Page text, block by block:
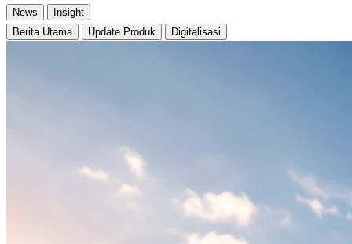
News
Insight
Berita Utama
Update Produk Digitalisasi